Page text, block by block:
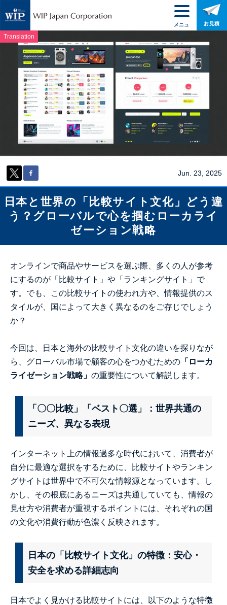
Translation
Jun. 23, 2025
日本と世界の「比較サイト文化」どう違
う？グローバルで心を掴むローカライ
ゼーション戦略
オンラインで商品やサービスを選ぶ際、多くの人が参考
にするのが「比較サイト」や「ランキングサイト」で
す。でも、この比較サイトの使われ方や、情報提供のス
タイルが、国によって大きく異なるのをご存じでしょう
か？
今回は、日本と海外の比較サイト文化の違いを探りなが
ら、グローバル市場で顧客の心をつかむための 「ローカ
ライゼーション戦略」 の重要性について解説します。
「〇〇比較」「ベスト〇選」：世界共通の
ニーズ、異なる表現
インターネット上の情報過多な時代において、消費者が
自分に最適な選択をするために、比較サイトやランキン
グサイトは世界中で不可欠な情報源となっています。し
かし、その根底にあるニーズは共通していても、情報の
見せ方や消費者が重視するポイントには、それぞれの国
の文化や消費行動が色濃く反映されます。
日本の「比較サイト文化」の特徴：安心・
安全を求める詳細志向
日本でよく見かける比較サイトには、以下のような特徴
メニュ
ー
お見積